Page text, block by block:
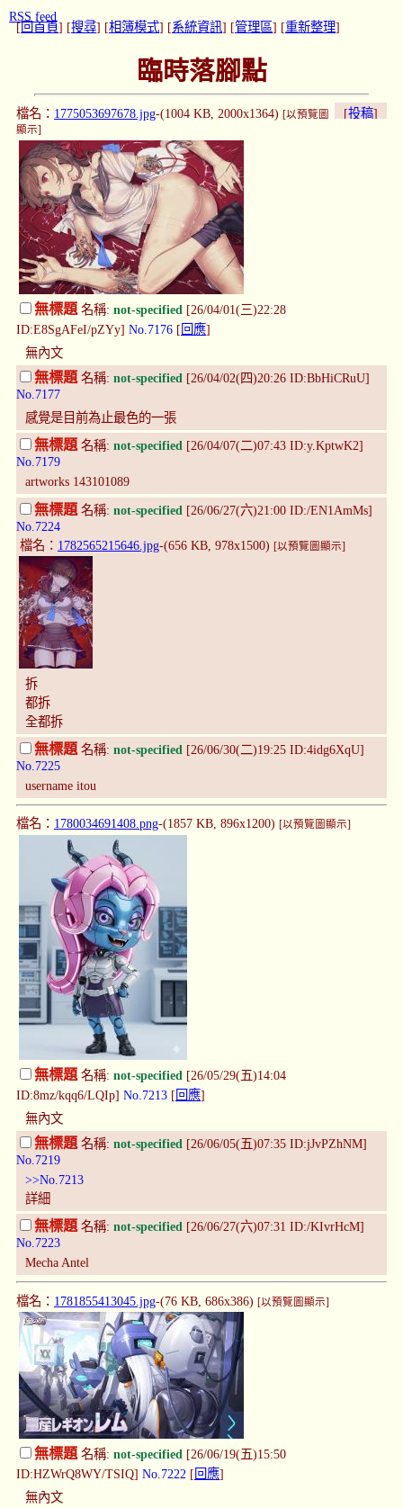
[回首頁] [搜尋] [相簿模式] [系統資訊] [管理區] [重新整理]
臨時落腳點
[投稿]
檔名： 1775053697678.jpg-(1004 KB, 2000x1364)
[以預覽圖
顯示]
無標題名稱: not-specified [26/04/01(三)22:28
ID:E8SgAFeI/pZYy] No.7176 [ 回應]
無內文
無標題 名稱: not-specified [26/04/02(四)20:26 ID:BbHiCRuU]
No.7177
感覺是目前為止最色的一張
無標題名稱: not-specified [26/04/07(二)07:43 ID:y.KptwK2]
No.7179
artworks 143101089
無標題 名稱: not-specified [26/06/27(六)21:00 ID:/EN1AmMs]
No.7224
檔名： 1782565215646.jpg-(656 KB, 978x1500) [以預覽圖顯示]
拆
都拆
全都拆
無標題 名稱: not-specified [26/06/30(二)19:25 ID:4idg6XqU]
No.7225
username itou
檔名： 1780034691408.png-(1857 KB, 896x1200) [以預覽圖顯示]
無標題名稱: not-specified [26/05/29(五)14:04
ID:8mz/kqq6/LQIp] No.7213 [ 回應]
無內文
無標題 名稱: not-specified [26/06/05(五)07:35 ID:jJvPZhNM]
No.7219
>>No.7213
詳細
無標題 名稱: not-specified [26/06/27(六)07:31 ID:/KIvrHcM]
No.7223
Mecha Antel
檔名： 1781855413045.jpg-(76 KB, 686x386) [以預覽圖顯示]
無標題名稱: not-specified [26/06/19(五)15:50
ID:HZWrQ8WY/TSIQ] No.7222 [ 回應]
無內文
RSS feed